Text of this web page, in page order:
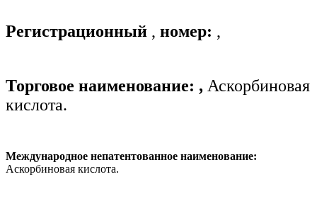
Регистрационный , номер: ,
Торговое наименование: , Аскорбиновая
кислота.
Международное непатентованное наименование:
Аскорбиновая кислота.